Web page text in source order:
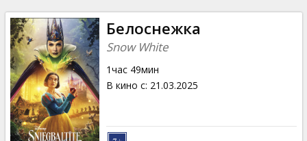
Подарки
Кинозакуски
B2B
Белоснежка
Snow White
1час 49мин
В кино с: 21.03.2025